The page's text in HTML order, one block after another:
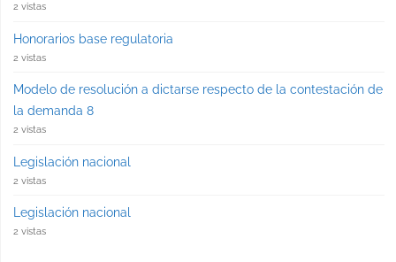
2 vistas
Honorarios base regulatoria
2 vistas
Modelo de resolución a dictarse respecto de la contestación de
la demanda 8
2 vistas
Legislación nacional
2 vistas
Legislación nacional
2 vistas